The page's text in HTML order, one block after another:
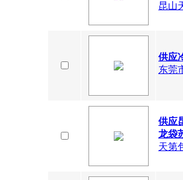
昆山
供应
东莞
供应
龙袋
天第